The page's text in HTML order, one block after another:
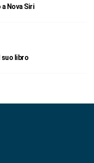
Nova Siri
suo libro